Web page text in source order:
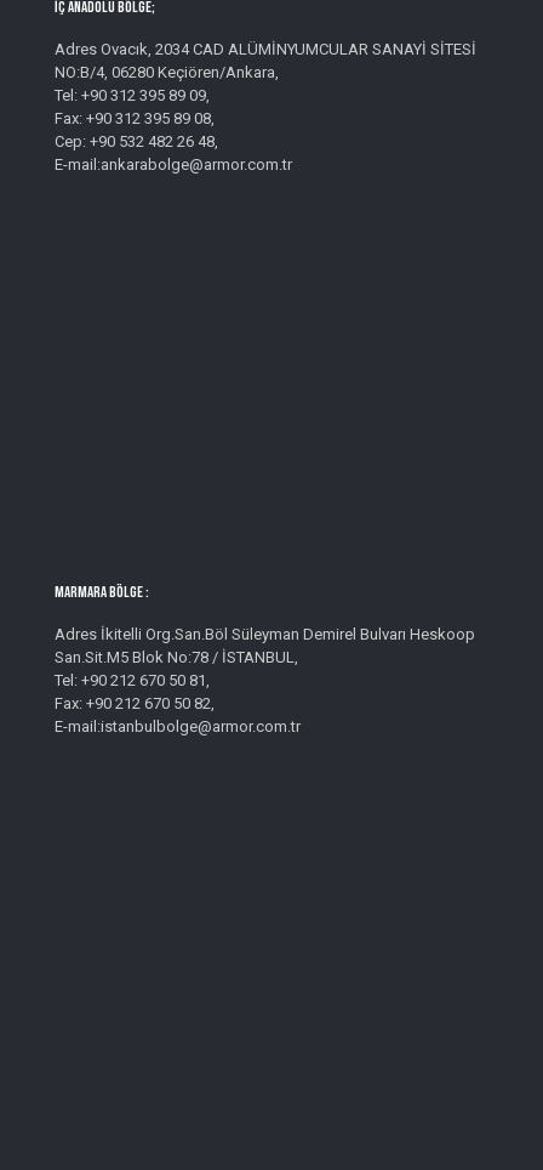
İç Anadolu Bölge;
Adres Ovacık, 2034 CAD ALÜMİNYUMCULAR SANAYİ SİTESİ
NO:B/4, 06280 Keçiören/Ankara,
Tel: +90 312 395 89 09,
Fax: +90 312 395 89 08,
Cep: +90 532 482 26 48,
E-mail:ankarabolge@armor.com.tr
MARMARA BÖLGE :
Adres İkitelli Org.San.Böl Süleyman Demirel Bulvarı Heskoop
San.Sit.M5 Blok No:78 / İSTANBUL,
Tel: +90 212 670 50 81,
Fax: +90 212 670 50 82,
E-mail:istanbulbolge@armor.com.tr